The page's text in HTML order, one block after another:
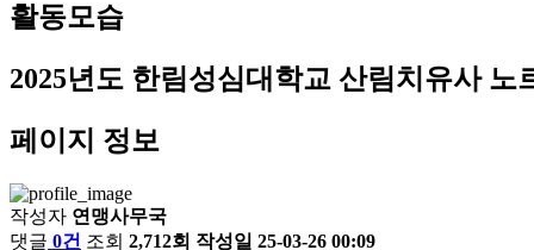
활동모습
2025년도 한림성심대학교 산림치유사 노
페이지 정보
작성자 연맹사무국
댓글 0건 조회 2,712회 작성일 25-03-26 00:09